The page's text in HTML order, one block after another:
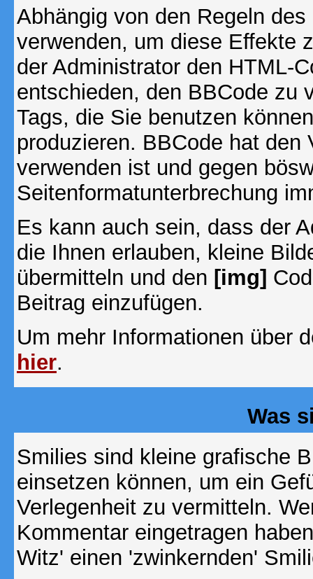
Abhängig von den Regeln
verwenden, um diese Effekte
der Administrator den HTML-
entschieden, den BBCode zu
Tags, die Sie benutzen
produzieren. BBCode hat
verwenden ist und gegen
Seitenformatunterbrechung
Es kann auch sein, dass der
die Ihnen erlauben, kleine
übermitteln und den [img]
Beitrag einzufügen.
Um mehr Informationen über
hier.
Was
Smilies sind kleine grafische
einsetzen können, um ein
Verlegenheit zu vermitteln.
Kommentar eingetragen
Witz' einen 'zwinkernden'